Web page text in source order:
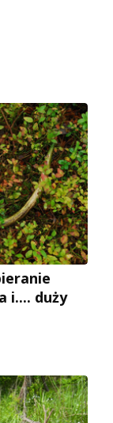
i.... duży